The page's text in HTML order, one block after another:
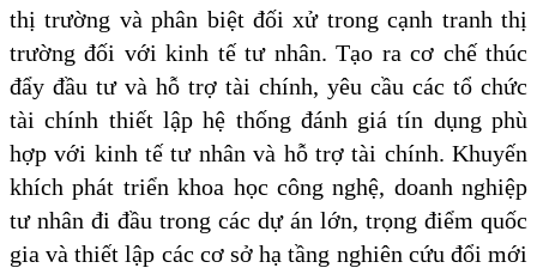
thị trường và phân biệt đối xử trong cạnh tranh thị
trường đối với kinh tế tư nhân. Tạo ra cơ chế thúc
đẩy đầu tư và hỗ trợ tài chính, yêu cầu các tổ chức
tài chính thiết lập hệ thống đánh giá tín dụng phù
hợp với kinh tế tư nhân và hỗ trợ tài chính. Khuyến
khích phát triển khoa học công nghệ, doanh nghiệp
tư nhân đi đầu trong các dự án lớn, trọng điểm quốc
gia và thiết lập các cơ sở hạ tầng nghiên cứu đổi mới